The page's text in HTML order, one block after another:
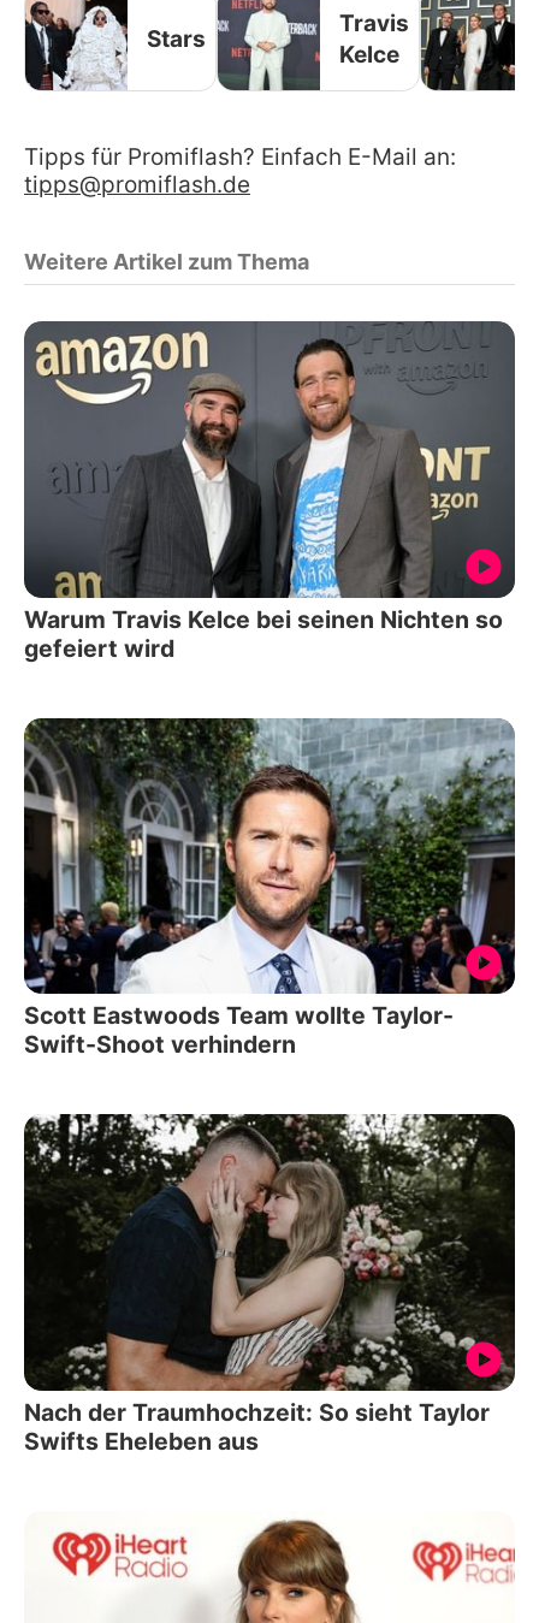
Stars
Travis
Kelce
Tipps für Promiflash? Einfach E-Mail an:
tipps@promiflash.de
Weitere Artikel zum Thema
Warum Travis Kelce bei seinen Nichten so
gefeiert wird
Scott Eastwoods Team wollte Taylor-
Swift-Shoot verhindern
Nach der Traumhochzeit: So sieht Taylor
Swifts Eheleben aus